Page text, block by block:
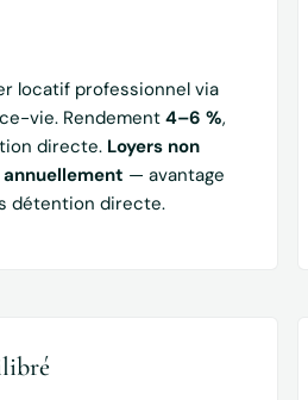
locatif professionnel via
vie. Rendement4–6 %,
directe. Loyers non
— avantage
détention directe.